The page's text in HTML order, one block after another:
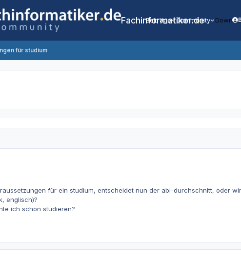
Fachinformatiker.de
Beiträge Community
für studium
für ein studium, entscheidet nun der abi-durchschnitt, oder
englisch)?
ich schon studieren?